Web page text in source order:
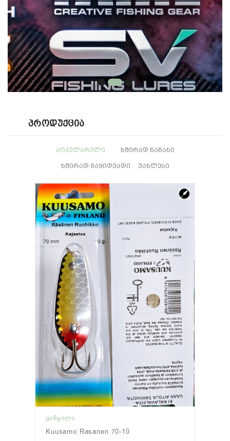
Პროდუქცია
ᲞᲝᲞᲣᲚᲐᲠᲣᲚᲘ ᲮᲨᲘᲠᲐᲓ ᲜᲐᲜᲐᲮᲘ
ᲮᲨᲘᲠᲐᲓ ᲒᲐᲧᲘᲓᲕᲐᲓᲘ ᲣᲐᲮᲚᲔᲡᲘ
ᲧᲐᲜᲧᲐᲚᲐ
Kuusamo Rasanen 70-10